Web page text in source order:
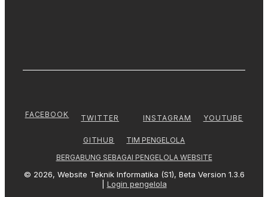
FACEBOOK TWITTER INSTAGRAM YOUTUBE
GITHUB
TIM PENGELOLA
BERGABUNG SEBAGAI PENGELOLA WEBSITE
© 2026, Website Teknik Informatika (S1), Beta Version 1.3.6
Login pengelola